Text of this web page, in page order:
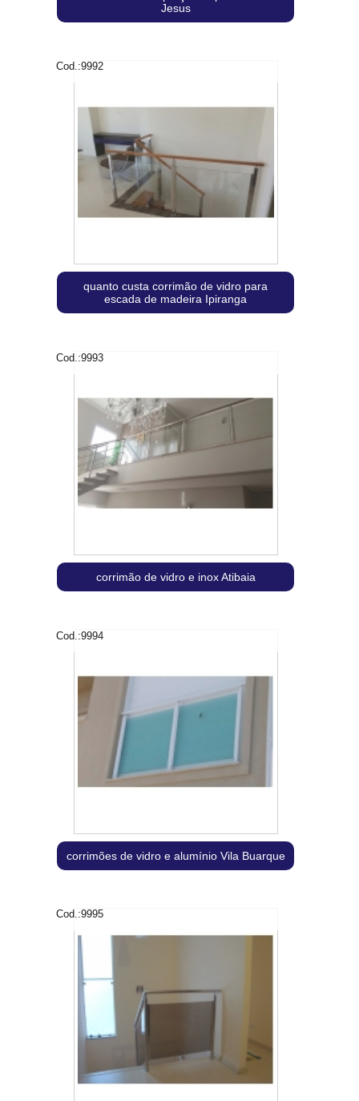
Jesus
Cod.:9992
quanto custa corrimão de vidro para
escada de madeira Ipiranga
Cod.:9993
corrimão de vidro e inox Atibaia
Cod.:9994
corrimões de vidro e alumínio Vila Buarque
Cod.:9995